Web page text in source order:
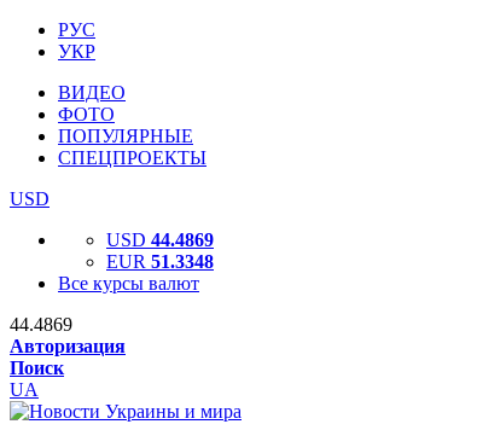
РУС
УКР
ВИДЕО
ФОТО
ПОПУЛЯРНЫЕ
СПЕЦПРОЕКТЫ
USD
USD 44.4869
EUR 51.3348
Все курсы валют
44.4869
Авторизация
Поиск
UA